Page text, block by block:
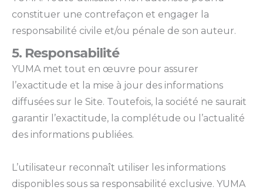
constituer une contrefaçon et engager la
responsabilité civile et/ou pénale de son auteur.
5. Responsabilité
YUMA met tout en œuvre pour assurer
l’exactitude et la mise à jour des informations
diffusées sur le Site. Toutefois, la société ne saurait
garantir l’exactitude, la complétude ou l’actualité
des informations publiées.
L’utilisateur reconnaît utiliser les informations
disponibles sous sa responsabilité exclusive. YUMA